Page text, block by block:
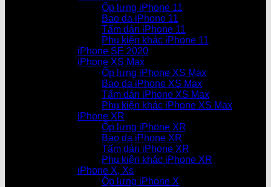
Ốp lưng iPhone 11
Bao da iPhone 11
Tấm dán iPhone 11
Phụ kiện khác iPhone 11
iPhone SE 2020
iPhone XS Max
Ốp lưng iPhone XS Max
Bao da iPhone XS Max
Tấm dán iPhone XS Max
Phụ kiện khác iPhone XS Max
iPhone XR
Ốp lưng iPhone XR
Bao da iPhone XR
Tấm dán iPhone XR
Phụ kiện khác iPhone XR
iPhone X, Xs
Ốp lưng iPhone X